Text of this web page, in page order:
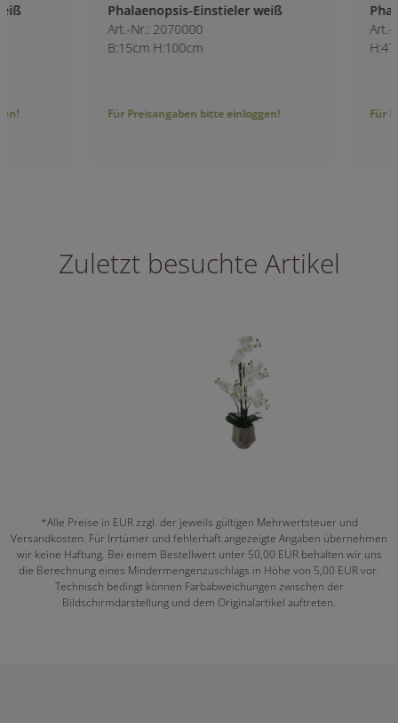
Phalaenopsis-Einstieler weiß
Art.-Nr.: 2070000
B:15cm H:100cm
Für Preisangaben bitte einloggen!
Phalaenopsis
Art.-Nr.: 7106600
Für Preisangaben
Zuletzt besuchte Artikel
*Alle Preise in EUR zzgl. der jeweils gültigen Mehrwertsteuer und
Versandkosten. Für Irrtümer und fehlerhaft angezeigte Angaben übernehmen
wir keine Haftung. Bei einem Bestellwert unter 50,00 EUR behalten wir uns
die Berechnung eines Mindermengenzuschlags in Höhe von 5,00 EUR vor.
Technisch bedingt können Farbabweichungen zwischen der
Bildschirmdarstellung und dem Originalartikel auftreten.